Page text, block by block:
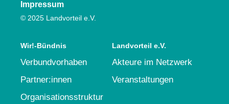
Impressum
© 2025 Landvorteil e.V.
Wir!-Bündnis
Verbundvorhaben
Partner:innen
Organisationsstruktur
Landvorteil e.V.
Akteure im Netzwerk
Veranstaltungen